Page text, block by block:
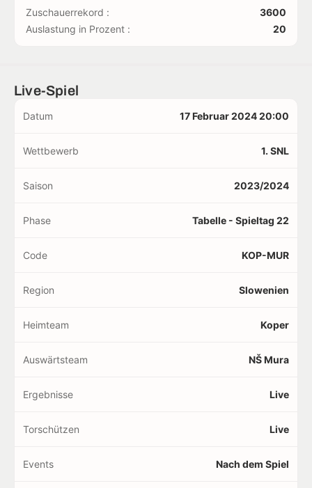
Zuschauerrekord :
3600
Auslastung in Prozent :
20
Live-Spiel
Datum 17 Februar 2024 20:00
Wettbewerb 1. SNL
Saison 2023/2024
Phase Tabelle - Spieltag 22
Code KOP-MUR
Region Slowenien
Heimteam Koper
Auswärtsteam NŠ Mura
Ergebnisse Live
Torschützen Live
Events Nach dem Spiel